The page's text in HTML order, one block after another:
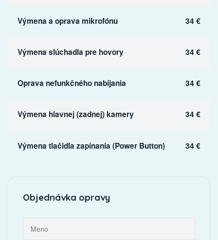
Výmena a oprava mikrofónu 34 €
Výmena slúchadla pre hovory 34 €
Oprava nefunkčného nabíjania 34 €
Výmena hlavnej (zadnej) kamery 34 €
Výmena tlačidla zapínania (Power Button) 34 €
Objednávka opravy